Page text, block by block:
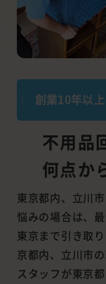
創業10年以上
不用品
何点か
東京都内、立川
悩みの場合は、
東京まで引き取
京都内、立川市
スタッフが東京